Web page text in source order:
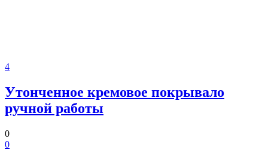
4
Утонченное кремовое покрывало
ручной работы
0
0